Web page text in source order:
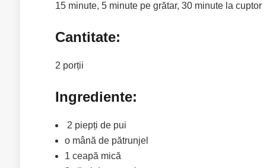
15 minute, 5 minute pe grătar, 30 minute la cuptor
Cantitate:
2 porții
Ingrediente:
2 piepți de pui
o mână de pătrunjel
1 ceapă mică